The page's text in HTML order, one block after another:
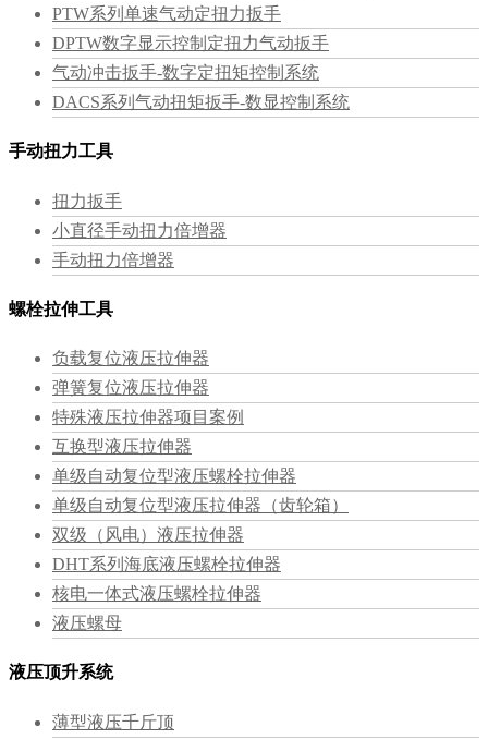
PTW系列单速气动定扭力扳手
DPTW数字显示控制定扭力气动扳手
气动冲击扳手-数字定扭矩控制系统
DACS系列气动扭矩扳手-数显控制系统
手动扭力工具
扭力扳手
小直径手动扭力倍增器
手动扭力倍增器
螺栓拉伸工具
负载复位液压拉伸器
弹簧复位液压拉伸器
特殊液压拉伸器项目案例
互换型液压拉伸器
单级自动复位型液压螺栓拉伸器
单级自动复位型液压拉伸器（齿轮箱）
双级（风电）液压拉伸器
DHT系列海底液压螺栓拉伸器
核电一体式液压螺栓拉伸器
液压螺母
液压顶升系统
薄型液压千斤顶